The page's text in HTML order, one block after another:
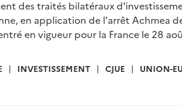
des traités bilatéraux
en application de l'arrêt Achmea
en vigueur pour la France le 28
INVESTISSEMENT CJUE
UNION-